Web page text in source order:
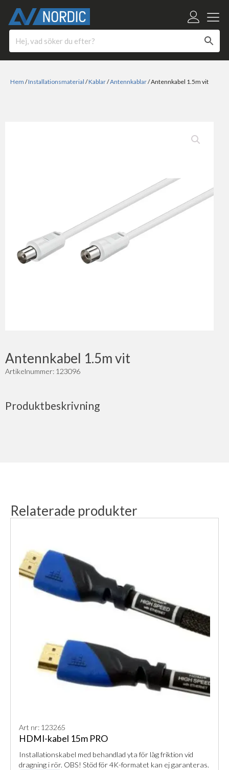
Hem /Installationsmaterial /Kablar/Antennkablar/ Antennkabel 1.5m vit
Antennkabel 1.5m vit
Artikelnummer: 123096
Produktbeskrivning
Relaterade produkter
Art nr: 123265
HDMI-kabel 15m PRO
Installationskabel med behandlad yta för låg friktion vid
dragning i rör. OBS! Stöd för 4K-formatet kan ej garanteras.